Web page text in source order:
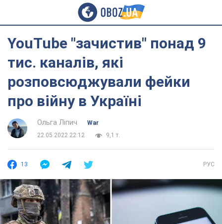
YouTube "зачистив" понад 9
тис. каналів, які
розповсюджували фейки
про війну в Україні
Ольга Ліпич
War
22.05.2022 22:12
9,1 т.
13 РУС